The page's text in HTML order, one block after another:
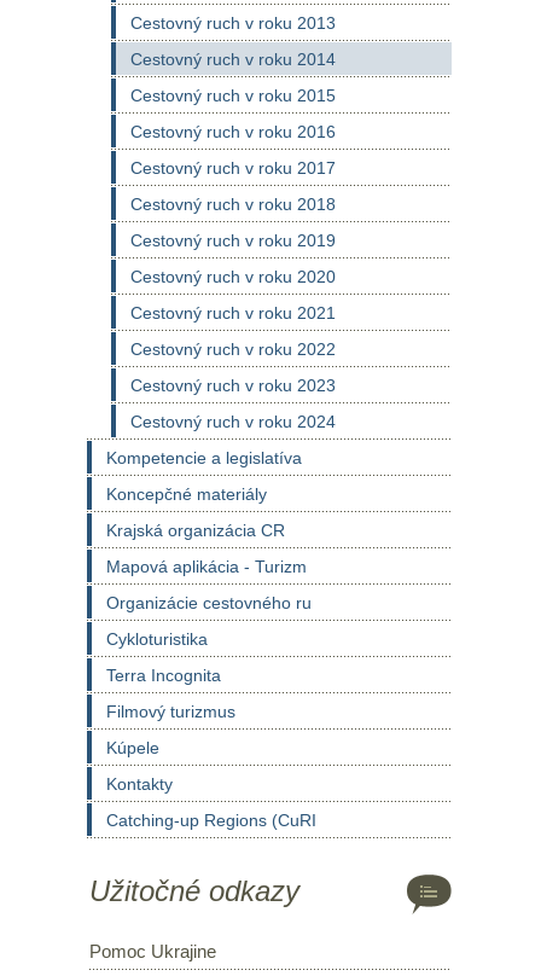
Cestovný ruch v roku 2013
Cestovný ruch v roku 2014
Cestovný ruch v roku 2015
Cestovný ruch v roku 2016
Cestovný ruch v roku 2017
Cestovný ruch v roku 2018
Cestovný ruch v roku 2019
Cestovný ruch v roku 2020
Cestovný ruch v roku 2021
Cestovný ruch v roku 2022
Cestovný ruch v roku 2023
Cestovný ruch v roku 2024
Kompetencie a legislatíva
Koncepčné materiály
Krajská organizácia CR
Mapová aplikácia - Turizm
Organizácie cestovného ru
Cykloturistika
Terra Incognita
Filmový turizmus
Kúpele
Kontakty
Catching-up Regions (CuRI
Užitočné odkazy
Pomoc Ukrajine